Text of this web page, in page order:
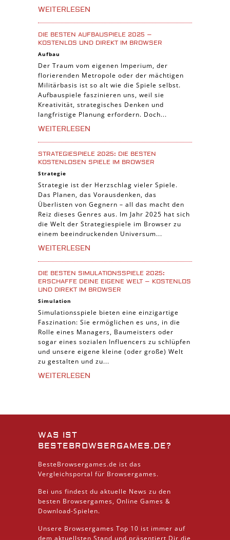
WEITERLESEN
DIE BESTEN AUFBAUSPIELE 2025 –
KOSTENLOS UND DIREKT IM BROWSER
Aufbau
Der Traum vom eigenen Imperium, der
florierenden Metropole oder der mächtigen
Militärbasis ist so alt wie die Spiele selbst.
Aufbauspiele faszinieren uns, weil sie
Kreativität, strategisches Denken und
langfristige Planung erfordern. Doch...
WEITERLESEN
STRATEGIESPIELE 2025: DIE BESTEN
KOSTENLOSEN SPIELE IM BROWSER
Strategie
Strategie ist der Herzschlag vieler Spiele.
Das Planen, das Vorausdenken, das
Überlisten von Gegnern – all das macht den
Reiz dieses Genres aus. Im Jahr 2025 hat sich
die Welt der Strategiespiele im Browser zu
einem beeindruckenden Universum...
WEITERLESEN
DIE BESTEN SIMULATIONSSPIELE 2025:
ERSCHAFFE DEINE EIGENE WELT – KOSTENLOS
UND DIREKT IM BROWSER
Simulation
Simulationsspiele bieten eine einzigartige
Faszination: Sie ermöglichen es uns, in die
Rolle eines Managers, Baumeisters oder
sogar eines sozialen Influencers zu schlüpfen
und unsere eigene kleine (oder große) Welt
zu gestalten und zu...
WEITERLESEN
WAS IST
BESTEBROWSERGAMES.DE?
BesteBrowsergames.de ist das
Vergleichsportal für Browsergames.
Bei uns findest du aktuelle News zu den
besten Browsergames, Online Games &
Download-Spielen.
Unsere Browsergames Top 10 ist immer auf
dem aktuellsten Stand und präsentiert Dir die